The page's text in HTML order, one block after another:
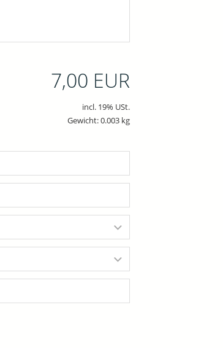
7,00 EUR
incl. 19% USt.
Gewicht: 0.003 kg